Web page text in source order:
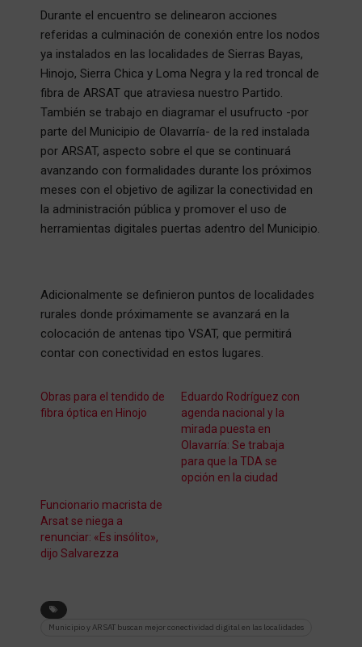
Durante el encuentro se delinearon acciones
referidas a culminación de conexión entre los nodos
ya instalados en las localidades de Sierras Bayas,
Hinojo, Sierra Chica y Loma Negra y la red troncal de
fibra de ARSAT que atraviesa nuestro Partido.
También se trabajo en diagramar el usufructo -por
parte del Municipio de Olavarría- de la red instalada
por ARSAT, aspecto sobre el que se continuará
avanzando con formalidades durante los próximos
meses con el objetivo de agilizar la conectividad en
la administración pública y promover el uso de
herramientas digitales puertas adentro del Municipio.
Adicionalmente se definieron puntos de localidades
rurales donde próximamente se avanzará en la
colocación de antenas tipo VSAT, que permitirá
contar con conectividad en estos lugares.
Obras para el tendido de
fibra óptica en Hinojo
Eduardo Rodríguez con
agenda nacional y la
mirada puesta en
Olavarría: Se trabaja
para que la TDA se
opción en la ciudad
Funcionario macrista de
Arsat se niega a
renunciar: «Es insólito»,
dijo Salvarezza
Municipio y ARSAT buscan mejor conectividad digital en las localidades